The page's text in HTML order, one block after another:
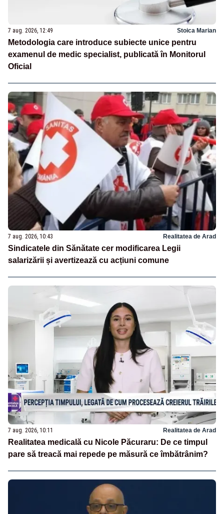
7 aug. 2026, 12:49 Stoica Marian
Metodologia care introduce subiecte unice pentru
examenul de medic specialist, publicată în Monitorul
Oficial
7 aug. 2026, 10:43 Realitatea de Arad
Sindicatele din Sănătate cer modificarea Legii
salarizării și avertizează cu acțiuni comune
7 aug. 2026, 10:11 Realitatea de Arad
Realitatea medicală cu Nicole Păcuraru: De ce timpul
pare să treacă mai repede pe măsură ce îmbătrânim?